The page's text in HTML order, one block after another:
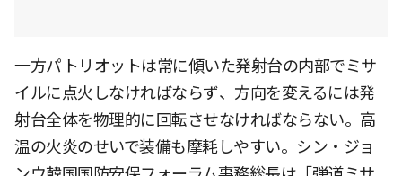
一方パトリオットは常に傾いた発射台の内部でミサ
イルに点火しなければならず、方向を変えるには発
射台全体を物理的に回転させなければならない。高
温の火炎のせいで装備も摩耗しやすい。シン・ジョ